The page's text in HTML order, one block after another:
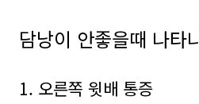
담낭이 안좋을때 나타
1. 오른쪽 윗배 통증